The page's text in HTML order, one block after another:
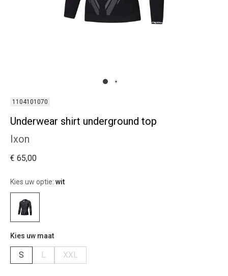
1104101070
Underwear shirt underground top
Ixon
€ 65,00
Kies uw optie: wit
Kies uw maat
S L XXL